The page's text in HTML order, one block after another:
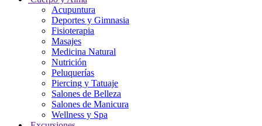
Acupuntura
Deportes y Gimnasia
Fisioterapia
Masajes
Medicina Natural
Nutrición
Peluquerías
Piercing y Tatuaje
Salones de Belleza
Salones de Manicura
Wellness y Spa